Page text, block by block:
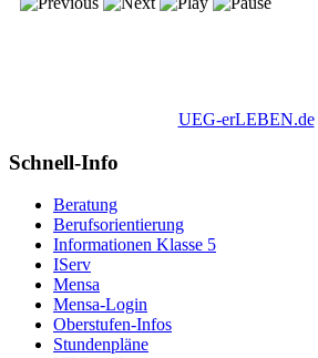
UEG-erLEBEN.de
Schnell-Info
Beratung
Berufsorientierung
Informationen Klasse 5
IServ
Mensa
Mensa-Login
Oberstufen-Infos
Stundenpläne